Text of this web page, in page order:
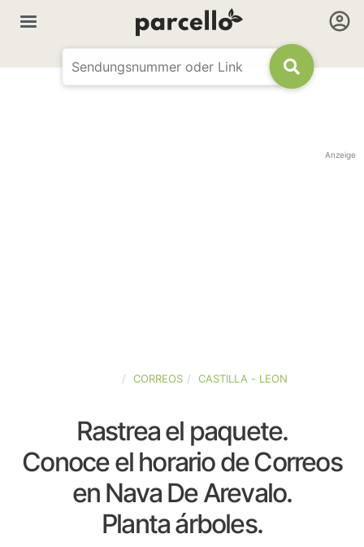
Anzeige
CORREOS CASTILLA - LEON
Rastrea el paquete.
Conoce el horario de Correos
en Nava De Arevalo.
Planta árboles.